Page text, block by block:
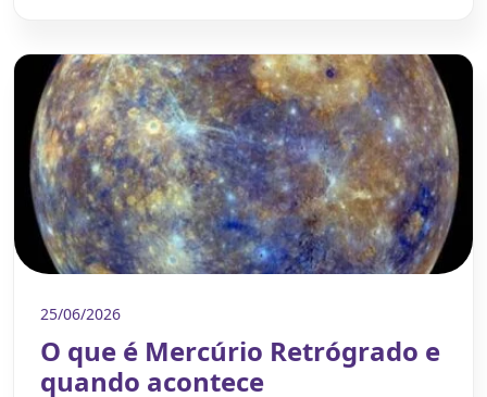
25/06/2026
O que é Mercúrio Retrógrado e
quando acontece